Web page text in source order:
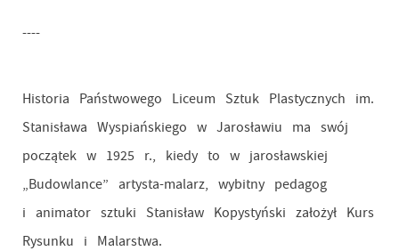
----
Historia Państwowego Liceum Sztuk Plastycznych im.
Stanisława Wyspiańskiego w Jarosławiu ma swój
początek w 1925 r., kiedy to w jarosławskiej
„Budowlance” artysta-malarz, wybitny pedagog
i animator sztuki Stanisław Kopystyński założył Kurs
Rysunku i Malarstwa.